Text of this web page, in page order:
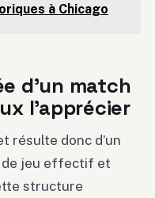
à Chicago
d’un match
l’apprécier
résulte donc d’un
de jeu effectif et
structure